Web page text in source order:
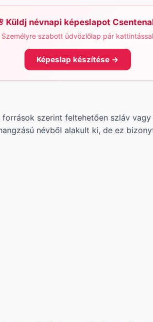
Küldj névnapi képeslapot
Személyre szabott üdvözlőlap pár kattintással
Képeslap készítése →
szerint feltehetően szláv
névből alakult ki, de ez